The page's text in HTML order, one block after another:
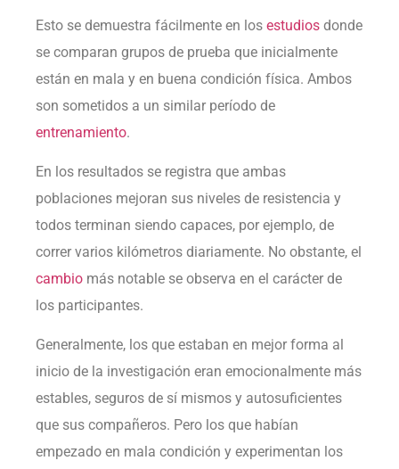
Esto se demuestra fácilmente en los estudios donde
se comparan grupos de prueba que inicialmente
están en mala y en buena condición física. Ambos
son sometidos a un similar período de
entrenamiento.
En los resultados se registra que ambas
poblaciones mejoran sus niveles de resistencia y
todos terminan siendo capaces, por ejemplo, de
correr varios kilómetros diariamente. No obstante, el
cambio más notable se observa en el carácter de
los participantes.
Generalmente, los que estaban en mejor forma al
inicio de la investigación eran emocionalmente más
estables, seguros de sí mismos y autosuficientes
que sus compañeros. Pero los que habían
empezado en mala condición y experimentan los